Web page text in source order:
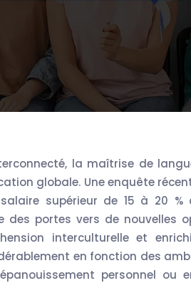
globale. Une enquête
supérieur de 15 à 20 %
des portes vers de nouvelles
interculturelle et
en fonction des
personnel ou